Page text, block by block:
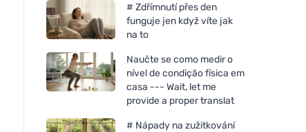
# Zdřímnutí přes den
funguje jen když víte jak
na to
Naučte se como medir o
nível de condição física em
casa --- Wait, let me
provide a proper translat
# Nápady na zužitkování